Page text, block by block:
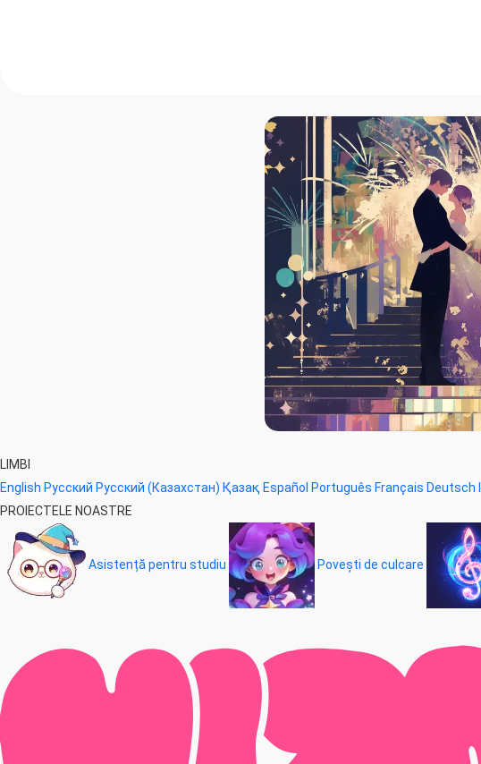
LIMBI
English Русский Русский (Казахстан) Қазақ Español Português Français Deutsch
PROIECTELE NOASTRE
Asistență pentru studiu Povești de culcare